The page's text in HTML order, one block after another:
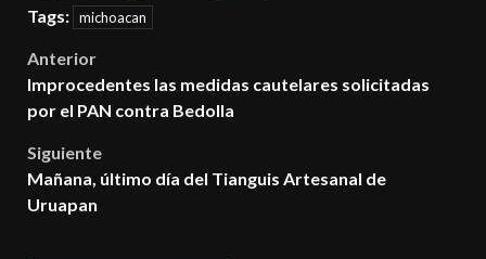
Tags: michoacan
Post
navigation
Anterior
Improcedentes las medidas cautelares solicitadas
por el PAN contra Bedolla
Siguiente
Mañana, último día del Tianguis Artesanal de
Uruapan